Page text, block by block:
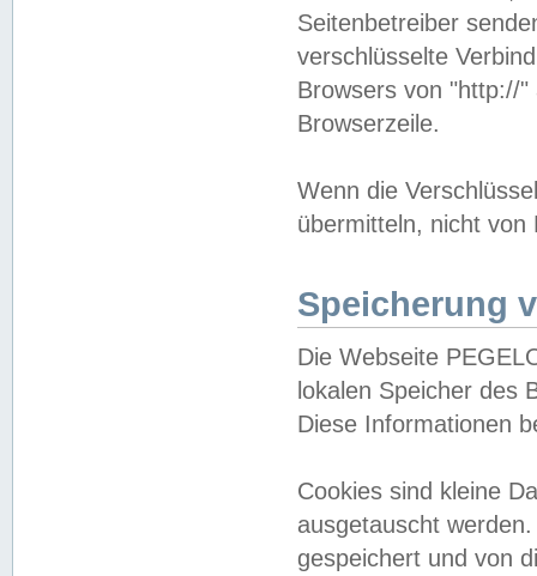
Seitenbetreiber
verschlüsselte
Browsers von "http://
Browserzeile.
Wenn die
übermitteln, nicht von
Speicherung
Die Webseite
lokalen Speicher des
Diese Informationen
Cookies sind kleine
ausgetauscht
gespeichert und von